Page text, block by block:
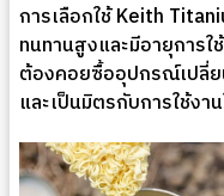
การเลือกใช้ Keith
ทนทานสูงและมีอายุการ
ต้องคอยซื้ออุปกรณ์เปลี่ย
และเป็นมิตรกับการใช้งา